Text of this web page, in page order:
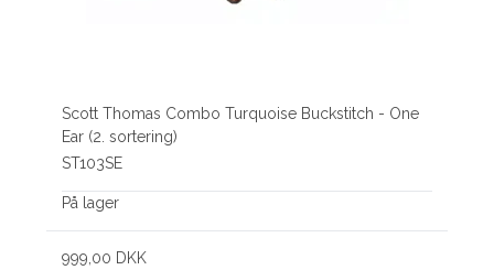
Scott Thomas Combo Turquoise Buckstitch - One
Ear (2. sortering)
ST103SE
På lager
999,00 DKK